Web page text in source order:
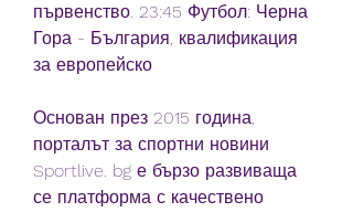
първенство. 23:45 Футбол: Черна
Гора - България, квалификация
за европейско
Основан през 2015 година,
порталът за спортни новини
Sportlive. bg е бързо развиваща
се платформа с качествено